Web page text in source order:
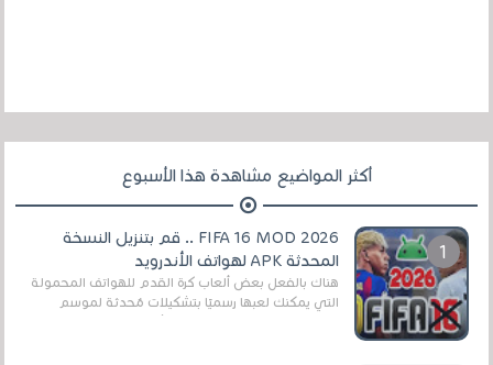
أكثر المواضيع مشاهدة هذا الأسبوع
FIFA 16 MOD 2026 .. قم بتنزيل النسخة
المحدثة APK لهواتف الأندرويد
هناك بالفعل بعض ألعاب كرة القدم للهواتف المحمولة
التي يمكنك لعبها رسميًا بتشكيلات مُحدثة لموسم